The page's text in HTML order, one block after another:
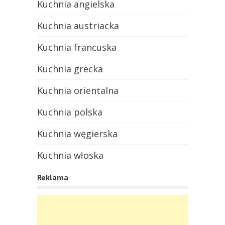
Kuchnia angielska
Kuchnia austriacka
Kuchnia francuska
Kuchnia grecka
Kuchnia orientalna
Kuchnia polska
Kuchnia węgierska
Kuchnia włoska
Reklama